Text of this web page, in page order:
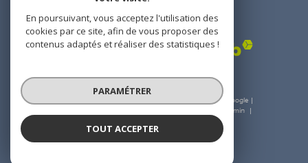
Adhérents
© 2026 | Tous droits réservés | Traduction powered by Google |
Admin
En poursuivant, vous acceptez l'utilisation des
cookies par ce site, afin de vous proposer des
contenus adaptés et réaliser des statistiques !
PARAMÉTRER
TOUT ACCEPTER